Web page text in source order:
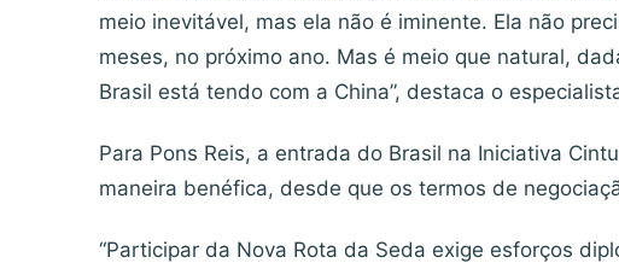
meio inevitável, mas ela não é iminente. Ela não
meses, no próximo ano. Mas é meio que natural,
Brasil está tendo com a China”, destaca o
Para Pons Reis, a entrada do Brasil na Iniciativa
maneira benéfica, desde que os termos de
“Participar da Nova Rota da Seda exige esforços